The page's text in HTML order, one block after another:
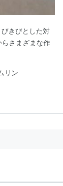
きびとした対
さまざまな作
リン